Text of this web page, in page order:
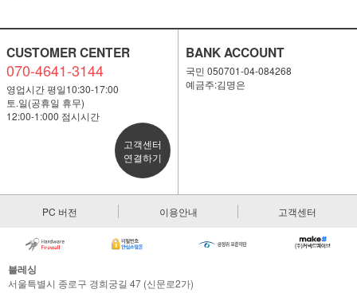
CUSTOMER CENTER
070-4641-3144
영업시간 평일10:30-17:00
토.일(공휴일 휴무)
12:00-1:000 점시시간
고객센터
연결하기
BANK ACCOUNT
국민 050701-04-084268
예금주:김명은
PC 버전 이용안내 고객센터
블레싱
서울특별시 종로구 경희궁길 47 (신문로2가)